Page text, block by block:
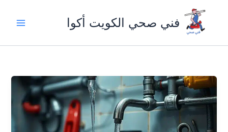
المحتوى
فني صحي الكويت أكوا